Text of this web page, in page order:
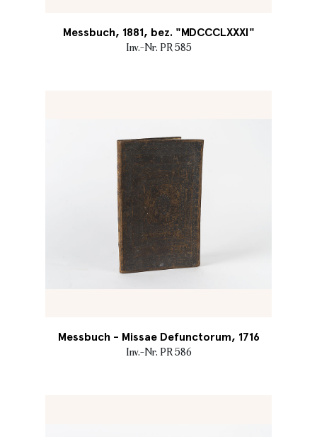
Messbuch, 1881, bez. "MDCCCLXXXI"
Inv.-Nr. PR 585
Messbuch - Missae Defunctorum, 1716
Inv.-Nr. PR 586